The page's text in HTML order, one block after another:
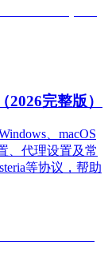
完整版）
、macOS
、代理设置及常
等协议，帮助